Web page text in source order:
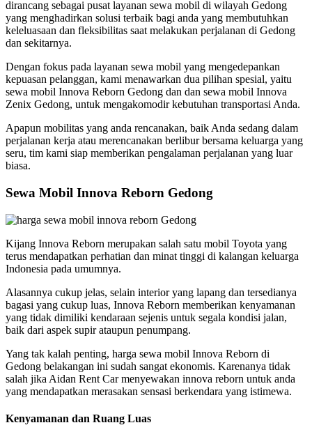
dirancang sebagai pusat layanan sewa mobil di wilayah Gedong
yang menghadirkan solusi terbaik bagi anda yang membutuhkan
keleluasaan dan fleksibilitas saat melakukan perjalanan di Gedong
dan sekitarnya.
Dengan fokus pada layanan sewa mobil yang mengedepankan
kepuasan pelanggan, kami menawarkan dua pilihan spesial, yaitu
sewa mobil Innova Reborn Gedong dan dan sewa mobil Innova
Zenix Gedong, untuk mengakomodir kebutuhan transportasi Anda.
Apapun mobilitas yang anda rencanakan, baik Anda sedang dalam
perjalanan kerja atau merencanakan berlibur bersama keluarga yang
seru, tim kami siap memberikan pengalaman perjalanan yang luar
biasa.
Sewa Mobil Innova Reborn Gedong
Kijang Innova Reborn merupakan salah satu mobil Toyota yang
terus mendapatkan perhatian dan minat tinggi di kalangan keluarga
Indonesia pada umumnya.
Alasannya cukup jelas, selain interior yang lapang dan tersedianya
bagasi yang cukup luas, Innova Reborn memberikan kenyamanan
yang tidak dimiliki kendaraan sejenis untuk segala kondisi jalan,
baik dari aspek supir ataupun penumpang.
Yang tak kalah penting, harga sewa mobil Innova Reborn di
Gedong belakangan ini sudah sangat ekonomis. Karenanya tidak
salah jika Aidan Rent Car menyewakan innova reborn untuk anda
yang mendapatkan merasakan sensasi berkendara yang istimewa.
Kenyamanan dan Ruang Luas